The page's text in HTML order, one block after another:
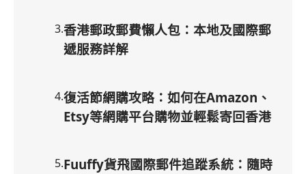
3.香港郵政郵費懶人包：本地及國際郵
遞服務詳解
4.復活節網購攻略：如何在Amazon、
Etsy等網購平台購物並輕鬆寄回香港
5.Fuuffy貨飛國際郵件追蹤系統：隨時